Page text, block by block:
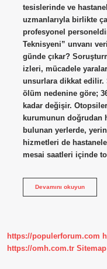
tesislerinde ve
uzmanlarıyla birlikte
profesyonel
Teknisyeni” unvanı
günde çıkar?
izleri, mücadele
unsurlara dikkat
ölüm nedenine göre;
kadar değişir.
kurumunun doğrudan
bulunan yerlerde,
hizmetleri de
mesai saatleri içinde
Devamını okuyun
https://populerforum.com
https://omh.com.tr Sitemap